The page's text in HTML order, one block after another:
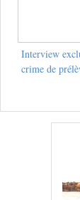
Interview
crime de